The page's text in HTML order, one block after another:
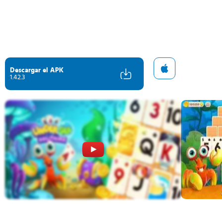
Descargar el APK
1.42.3